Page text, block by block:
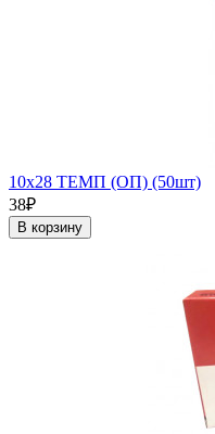
10х28 ТЕМП (ОП) (50шт)
38₽
В корзину